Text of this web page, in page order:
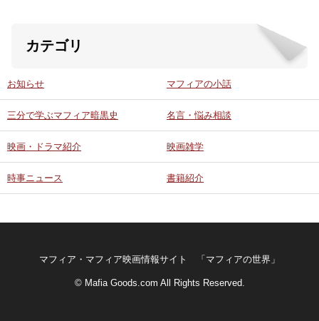
カテゴリ
お知らせ マフィアの小話
三分で学ぶマフィア暗黒史 名言・悩み相談
映画・ドラマ紹介 映画雑学
時事ニュース 書籍紹介
マフィア・マフィア映画情報サイト 「マフィアの世界」
© Mafia Goods.com All Rights Reserved.